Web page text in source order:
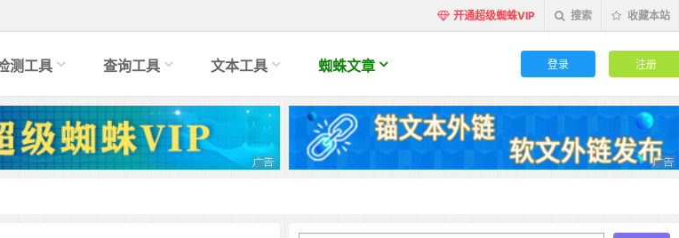
开通超级蜘蛛VIP 搜索 收藏本站
测工具 查询工具 文本工具 蜘蛛文章 登录 注册